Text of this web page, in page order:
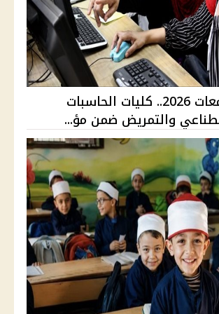
تنسيق الجامعات 2026.. كليات الحاسبات
والتمريض ضمن مؤ...